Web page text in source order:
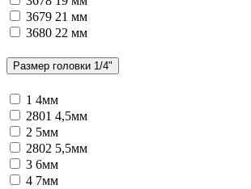
3679 21 мм
3680 22 мм
Размер головки 1/4"
1 4мм
2801 4,5мм
2 5мм
2802 5,5мм
3 6мм
4 7мм